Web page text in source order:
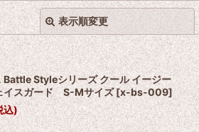
表示順変更 閉じる
Battle Styleシリーズ クール イージー
イスガード S-Mサイズ[x-bs-009]
込)